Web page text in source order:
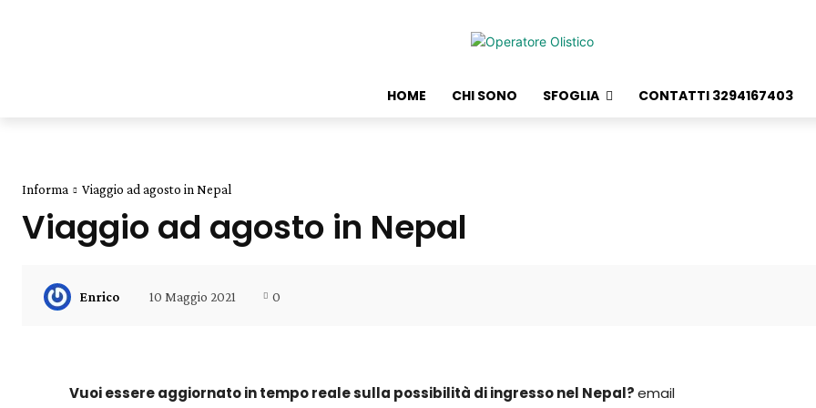
HOME CHI SONO SFOGLIA CONTATTI 3294167403
Informa Viaggio ad agosto in Nepal
Viaggio ad agosto in Nepal
Enrico 10 Maggio 2021 0
Vuoi essere aggiornato in tempo reale sulla possibilità di ingresso nel Nepal?email